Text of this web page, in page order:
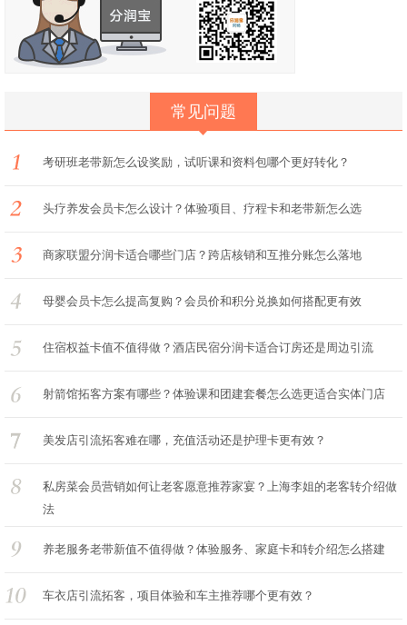
常见问题
考研班老带新怎么设奖励，试听课和资料包哪个更好转化？
头疗养发会员卡怎么设计？体验项目、疗程卡和老带新怎么选
商家联盟分润卡适合哪些门店？跨店核销和互推分账怎么落地
母婴会员卡怎么提高复购？会员价和积分兑换如何搭配更有效
住宿权益卡值不值得做？酒店民宿分润卡适合订房还是周边引流
射箭馆拓客方案有哪些？体验课和团建套餐怎么选更适合实体门店
美发店引流拓客难在哪，充值活动还是护理卡更有效？
私房菜会员营销如何让老客愿意推荐家宴？上海李姐的老客转介绍做
法
养老服务老带新值不值得做？体验服务、家庭卡和转介绍怎么搭建
车衣店引流拓客，项目体验和车主推荐哪个更有效？